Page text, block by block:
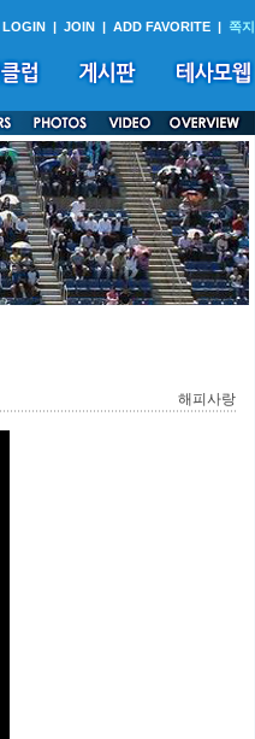
LOGIN | JOIN | ADD FAVORITE | 쪽지
해피사랑